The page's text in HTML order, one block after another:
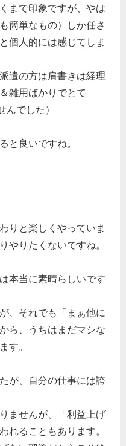
まで印象ですが、やは
簡単なもの）しか任さ
個人的には感じてしま
遣の方は肩書きは経理
雑用ばかりでとて
んでした）
と良いですね。
りと楽しくやっていま
やりたくないですね。
本当に素晴らしいです
、それでも「まぁ他に
ら、うちはまだマシな
す。
が、自分の仕事には誇
ませんが、「利益上げ
れることもあります。